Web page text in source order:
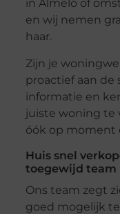
in Almelo of
en wij nemen
haar.
Zijn je
proactief aan de
informatie en
juiste woning te
óók op moment
Huis snel
toegewijd team
Ons team zegt
goed mogelijk